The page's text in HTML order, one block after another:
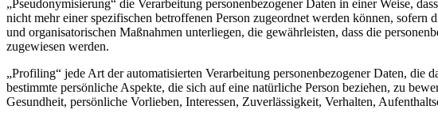
„Pseudonymisierung“ die Verarbeitung personenbezogener Daten in einer Weise,
nicht mehr einer spezifischen betroffenen Person zugeordnet werden können,
und organisatorischen Maßnahmen unterliegen, die gewährleisten, dass die
zugewiesen werden.
„Profiling“ jede Art der automatisierten Verarbeitung personenbezogener Daten, die
bestimmte persönliche Aspekte, die sich auf eine natürliche Person beziehen, zu
Gesundheit, persönliche Vorlieben, Interessen, Zuverlässigkeit, Verhalten,